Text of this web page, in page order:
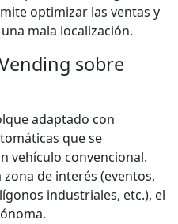
optimizar las ventas y
mala localización.
sobre
adaptado con
que se
vehículo convencional.
de interés (eventos,
industriales, etc.), el